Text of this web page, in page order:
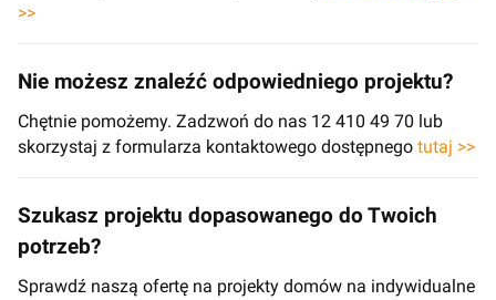
>>
Nie możesz znaleźć odpowiedniego projektu?
Chętnie pomożemy. Zadzwoń do nas 12 410 49 70 lub
skorzystaj z formularza kontaktowego dostępnego tutaj >>
Szukasz projektu dopasowanego do Twoich
potrzeb?
Sprawdź naszą ofertę na projekty domów na indywidualne